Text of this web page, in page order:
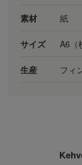
素材 紙
サイズ A6（
生産 フィ